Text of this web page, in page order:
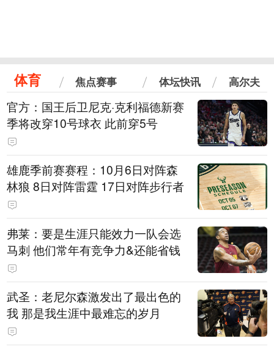
体育 焦点赛事 体坛快讯 高尔夫
官方：国王后卫尼克·克利福德新赛
季将改穿10号球衣 此前穿5号
雄鹿季前赛赛程：10月6日对阵森
林狼 8日对阵雷霆 17日对阵步行者
弗莱：要是生涯只能效力一队会选
马刺 他们常年有竞争力&还能省钱
武圣：老尼尔森激发出了最出色的
我 那是我生涯中最难忘的岁月